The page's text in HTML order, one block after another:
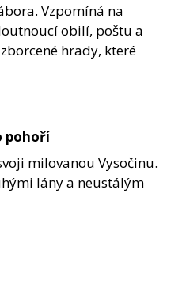
Vzpomíná na
obilí, poštu a
hrady, které
pohoří
milovanou Vysočinu.
lány a neustálým